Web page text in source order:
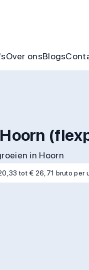
Over ons
Trainingen &
Blogs
in Hoorn
tot € 26,71 bruto per